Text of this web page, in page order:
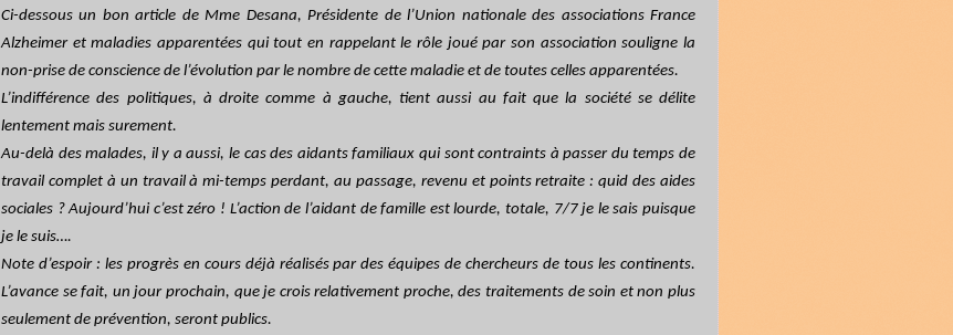
Ci-dessous un bon article de Mme Desana, Présidente de l’Union nationale des associations France
Alzheimer et maladies apparentées qui tout en rappelant le rôle joué par son association souligne la
non-prise de conscience de l’évolution par le nombre de cette maladie et de toutes celles apparentées.
L’indifférence des politiques, à droite comme à gauche, tient aussi au fait que la société se délite
lentement mais surement.
Au-delà des malades, il y a aussi, le cas des aidants familiaux qui sont contraints à passer du temps de
travail complet à un travail à mi-temps perdant, au passage, revenu et points retraite : quid des aides
sociales ? Aujourd’hui c’est zéro ! L’action de l’aidant de famille est lourde, totale, 7/7 je le sais puisque
je le suis….
Note d’espoir : les progrès en cours déjà réalisés par des équipes de chercheurs de tous les continents.
L’avance se fait, un jour prochain, que je crois relativement proche, des traitements de soin et non plus
seulement de prévention, seront publics.